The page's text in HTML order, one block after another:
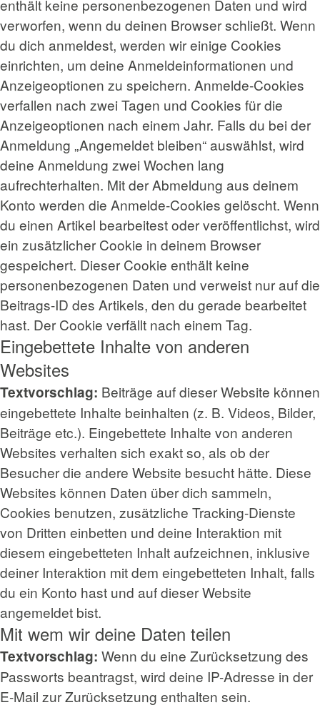
enthält keine personenbezogenen Daten und wird
verworfen, wenn du deinen Browser schließt. Wenn
du dich anmeldest, werden wir einige Cookies
einrichten, um deine Anmeldeinformationen und
Anzeigeoptionen zu speichern. Anmelde-Cookies
verfallen nach zwei Tagen und Cookies für die
Anzeigeoptionen nach einem Jahr. Falls du bei der
Anmeldung „Angemeldet bleiben“ auswählst, wird
deine Anmeldung zwei Wochen lang
aufrechterhalten. Mit der Abmeldung aus deinem
Konto werden die Anmelde-Cookies gelöscht. Wenn
du einen Artikel bearbeitest oder veröffentlichst, wird
ein zusätzlicher Cookie in deinem Browser
gespeichert. Dieser Cookie enthält keine
personenbezogenen Daten und verweist nur auf die
Beitrags-ID des Artikels, den du gerade bearbeitet
hast. Der Cookie verfällt nach einem Tag.
Eingebettete Inhalte von anderen
Websites
Textvorschlag: Beiträge auf dieser Website können
eingebettete Inhalte beinhalten (z. B. Videos, Bilder,
Beiträge etc.). Eingebettete Inhalte von anderen
Websites verhalten sich exakt so, als ob der
Besucher die andere Website besucht hätte. Diese
Websites können Daten über dich sammeln,
Cookies benutzen, zusätzliche Tracking-Dienste
von Dritten einbetten und deine Interaktion mit
diesem eingebetteten Inhalt aufzeichnen, inklusive
deiner Interaktion mit dem eingebetteten Inhalt, falls
du ein Konto hast und auf dieser Website
angemeldet bist.
Mit wem wir deine Daten teilen
Textvorschlag: Wenn du eine Zurücksetzung des
Passworts beantragst, wird deine IP-Adresse in der
E-Mail zur Zurücksetzung enthalten sein.